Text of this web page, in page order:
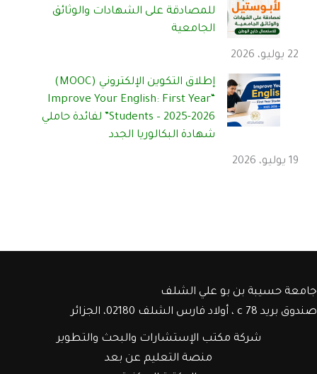
للمصادقة على الشهادات والوثائق
الجامعية
22 يوليو، 2026
إطلاق التكوين الإلكتروني (MOOC)
“Improve Your English: First Year
Students – 2025-2026” لفائدة حاملي
شهادة البكالوريا الجدد
19 يوليو، 2026
جامعة حسيبة بن بو علي الشلف
صندوق بريد c 78 ، أولاد فارس الشلف 02180، الجزائر
شركة مكتب الإستشارات والبحث والتطوير
منصة التعليم عن بعد